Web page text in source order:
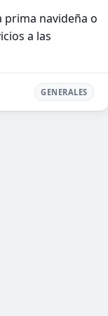
prima navideña o
a las
GENERALES